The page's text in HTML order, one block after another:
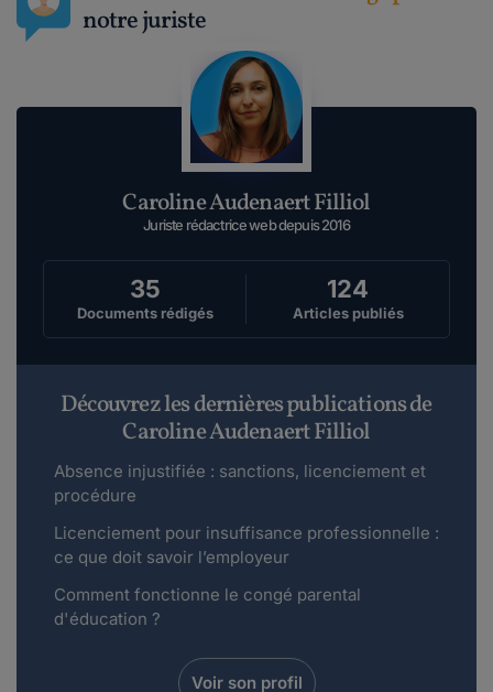
notre juriste
Caroline Audenaert Filliol
Juriste rédactrice web depuis 2016
35
Documents rédigés
124
Articles publiés
Découvrez les dernières publications de
Caroline Audenaert Filliol
Absence injustifiée : sanctions, licenciement et
procédure
Licenciement pour insuffisance professionnelle :
ce que doit savoir l’employeur
Comment fonctionne le congé parental
d'éducation ?
Voir son profil